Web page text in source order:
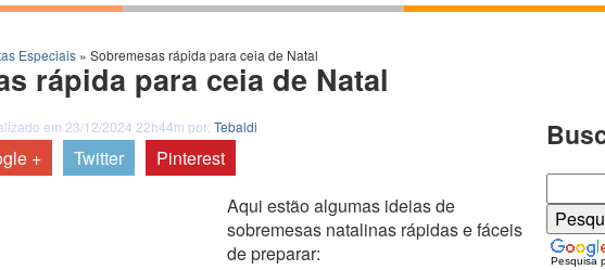
Especiais » Sobremesas rápida para ceia de Natal
rápida para ceia de Natal
em 23/12/2024 22h44m por: Tebaldi
+ Twitter
Pinterest
Aqui estão algumas ideias de
sobremesas natalinas rápidas e fáceis
de preparar:
Pesquisa